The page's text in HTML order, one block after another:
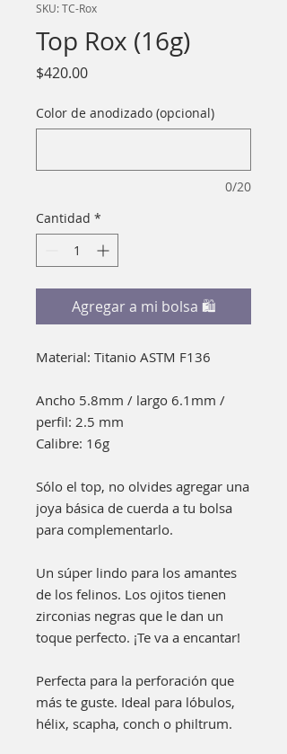
SKU: TC-Rox
Top Rox (16g)
$420.00Precio
Color de anodizado (opcional)
0/20
Cantidad *
Agregar a mi bolsa 🛍
Material: Titanio ASTM F136
Ancho 5.8mm / largo 6.1mm /
perfil: 2.5 mm
Calibre: 16g
Sólo el top, no olvides agregar una
joya básica de cuerda a tu bolsa
para complementarlo.
Un súper lindo para los amantes
de los felinos. Los ojitos tienen
zirconias negras que le dan un
toque perfecto. ¡Te va a encantar!
Perfecta para la perforación que
más te guste. Ideal para lóbulos,
hélix, scapha, conch o philtrum.